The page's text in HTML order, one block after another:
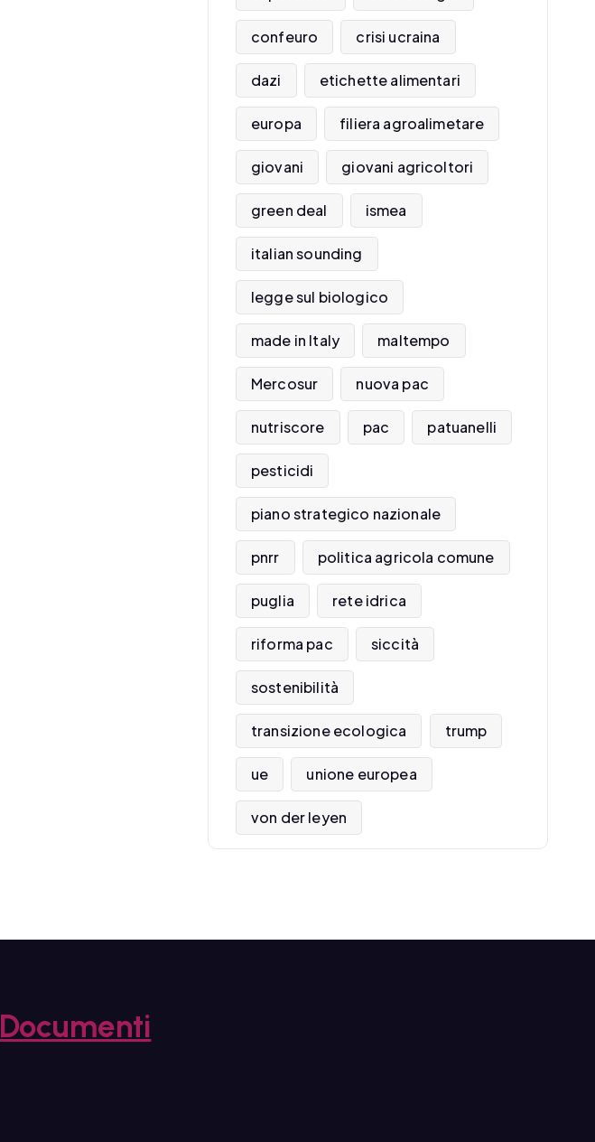
confeuro crisi ucraina
dazi etichette alimentari
europa filiera agroalimetare
giovani giovani agricoltori
green deal ismea
italian sounding
legge sul biologico
made in Italy maltempo
Mercosur nuova pac
nutriscore pac patuanelli
pesticidi
piano strategico nazionale
pnrr politica agricola comune
puglia rete idrica
riforma pac siccità
sostenibilità
transizione ecologica trump
ue unione europea
von der leyen
Documenti